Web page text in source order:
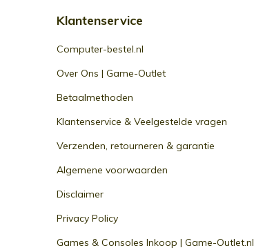
Klantenservice
Computer-bestel.nl
Over Ons | Game-Outlet
Betaalmethoden
Klantenservice & Veelgestelde vragen
Verzenden, retourneren & garantie
Algemene voorwaarden
Disclaimer
Privacy Policy
Games & Consoles Inkoop | Game-Outlet.nl